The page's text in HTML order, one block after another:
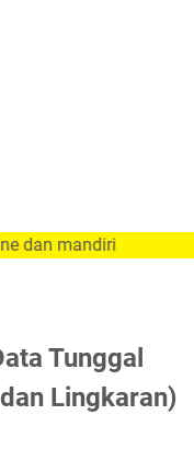
Tunggal
Lingkaran)